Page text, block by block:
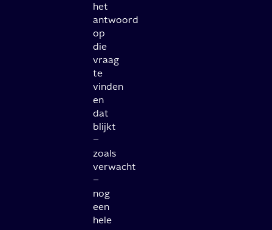
het
antwoord
op
die
vraag
te
vinden
en
dat
blijkt
–
zoals
verwacht
–
nog
een
hele